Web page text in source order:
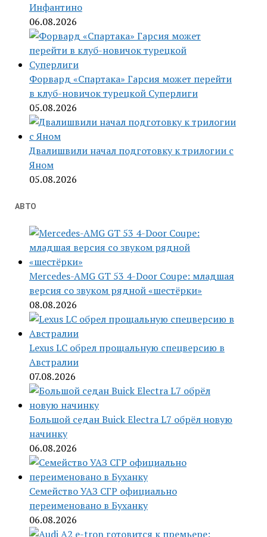
Инфантино
06.08.2026
Форвард «Спартака» Гарсия может перейти
в клуб-новичок турецкой Суперлиги
05.08.2026
Двалишвили начал подготовку к трилогии с
Яном
05.08.2026
АВТО
Mercedes-AMG GT 53 4-Door Coupe: младшая
версия со звуком рядной «шестёрки»
08.08.2026
Lexus LC обрел прощальную спецверсию в
Австралии
07.08.2026
Большой седан Buick Electra L7 обрёл новую
начинку
06.08.2026
Семейство УАЗ СГР официально
переименовано в Буханку
06.08.2026